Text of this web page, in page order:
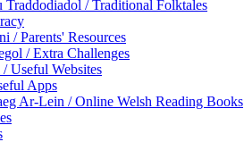
Traddodiadol / Traditional Folktales
/ Parents' Resources
/ Extra Challenges
Useful Websites
Apps
Ar-Lein / Online Welsh Reading Books